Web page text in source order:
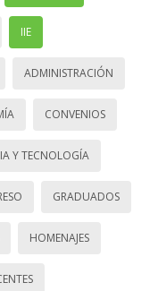
IIE
ADMINISTRACIÓN
CONVENIOS
Y TECNOLOGÍA
GRADUADOS
HOMENAJES